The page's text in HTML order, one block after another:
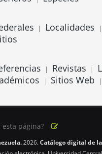
| Localidades |
| Revistas |
| Sitios Web |
esta página?
2026.Catálogo digital de